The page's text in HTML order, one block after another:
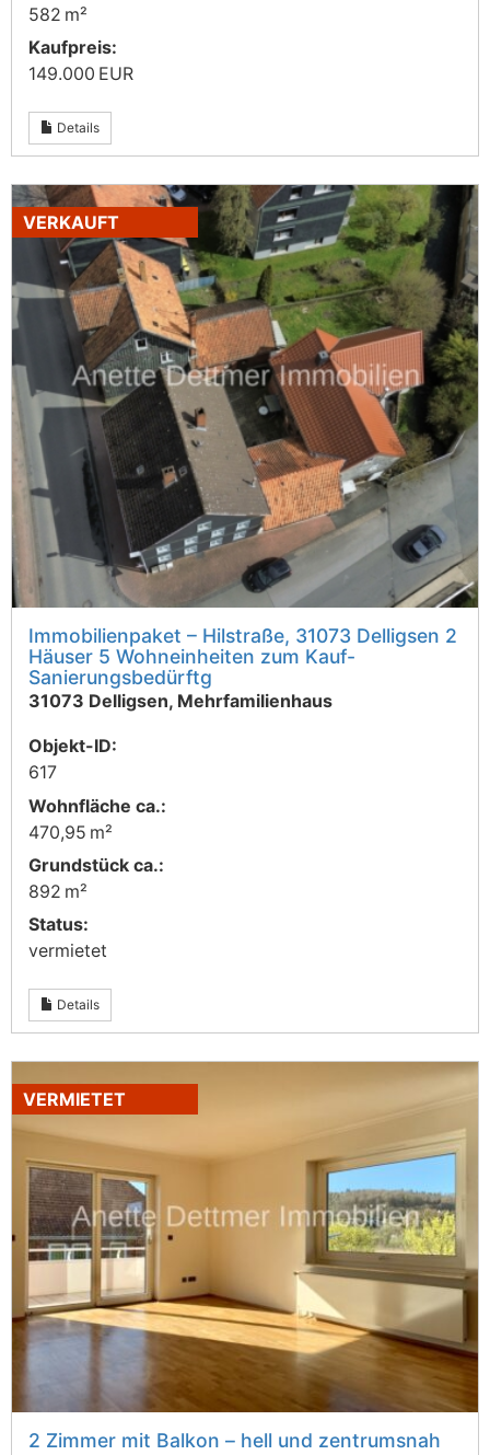
582 m²
Kaufpreis:
149.000 EUR
Details
VERKAUFT
Immobilienpaket – Hilstraße, 31073 Delligsen 2
Häuser 5 Wohneinheiten zum Kauf-
Sanierungsbedürftg
31073 Delligsen, Mehrfamilienhaus
Objekt-ID:
617
Wohnfläche ca.:
470,95 m²
Grund­stück ca.:
892 m²
Status:
vermietet
Details
VERMIETET
2 Zimmer mit Balkon – hell und zentrumsnah